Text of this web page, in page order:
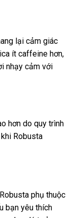
lại cảm giác
ít caffeine hơn,
nhạy cảm với
hơn do quy trình
Robusta
phụ thuộc
bạn yêu thích